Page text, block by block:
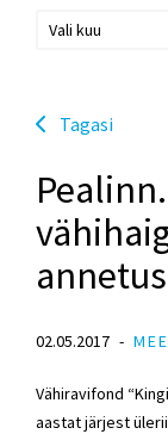
Tagasi
02.05.2017
Vähiravifond
aastat järjest